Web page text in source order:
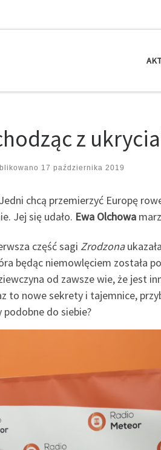
z
17 października 2019
chcą przemierzyć Europę
Jej się udało. Ewa Olchowa
część sagi Zrodzona
będąc niemowlęciem została
od zawsze wie, że jest
to nowe sekrety i tajemnice,
do siebie?